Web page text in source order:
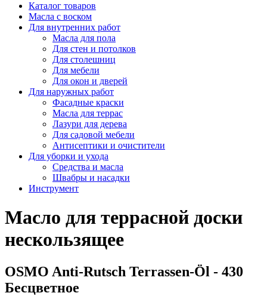
Каталог товаров
Масла с воском
Для внутренних работ
Масла для пола
Для стен и потолков
Для столешниц
Для мебели
Для окон и дверей
Для наружных работ
Фасадные краски
Масла для террас
Лазури для дерева
Для садовой мебели
Антисептики и очистители
Для уборки и ухода
Средства и масла
Швабры и наcадки
Инструмент
Масло для террасной доски
нескользящее
OSMO Anti-Rutsch Terrassen-Öl - 430
Бесцветное